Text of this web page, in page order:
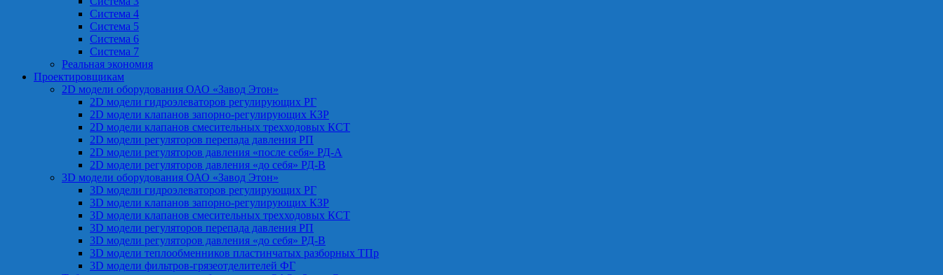
Система 4
Система 5
Система 6
Система 7
Реальная экономия
Проектировщикам
2D модели оборудования ОАО «Завод Этон»
2D модели гидроэлеваторов регулирующих РГ
2D модели клапанов запорно-регулирующих КЗР
2D модели клапанов смесительных трехходовых КСТ
2D модели регуляторов перепада давления РП
2D модели регуляторов давления «после себя» РД-А
2D модели регуляторов давления «до себя» РД-В
3D модели оборудования ОАО «Завод Этон»
3D модели гидроэлеваторов регулирующих РГ
3D модели клапанов запорно-регулирующих КЗР
3D модели клапанов смесительных трехходовых КСТ
3D модели регуляторов перепада давления РП
3D модели регуляторов давления «до себя» РД-В
3D модели теплообменников пластинчатых разборных ТПр
3D модели фильтров-грязеотделителей ФГ